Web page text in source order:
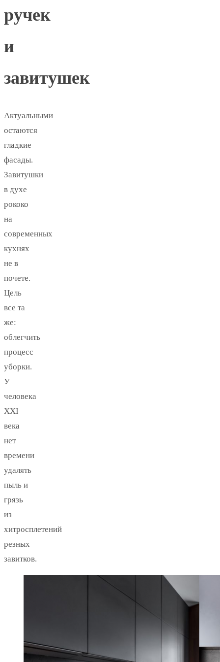
ручек
и
завитушек
Актуальными
остаются
гладкие
фасады.
Завитушки
в духе
рококо
на
современных
кухнях
не в
почете.
Цель
все та
же:
облегчить
процесс
уборки.
У
человека
XXI
века
нет
времени
удалять
пыль и
грязь
из
хитросплетений
резных
завитков.